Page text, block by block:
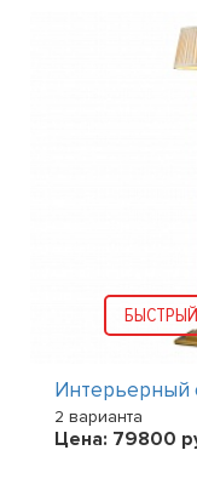
Интерьерный
2 варианта
Цена: 79800